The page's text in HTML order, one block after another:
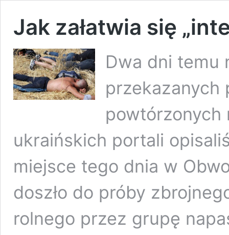
Jak załatwia się
Dwa dni temu
przekazanych
powtórzonych
ukraińskich portali
miejsce tego dnia w
doszło do próby
rolnego przez grupę